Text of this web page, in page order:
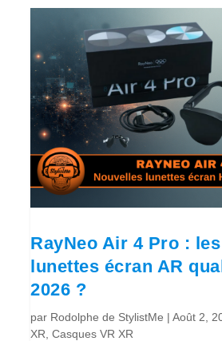
RayNeo Air 4 Pro :
lunettes écran AR
2026 ?
par Rodolphe de StylistMe |Août 2,
XR ,Casques VR XR